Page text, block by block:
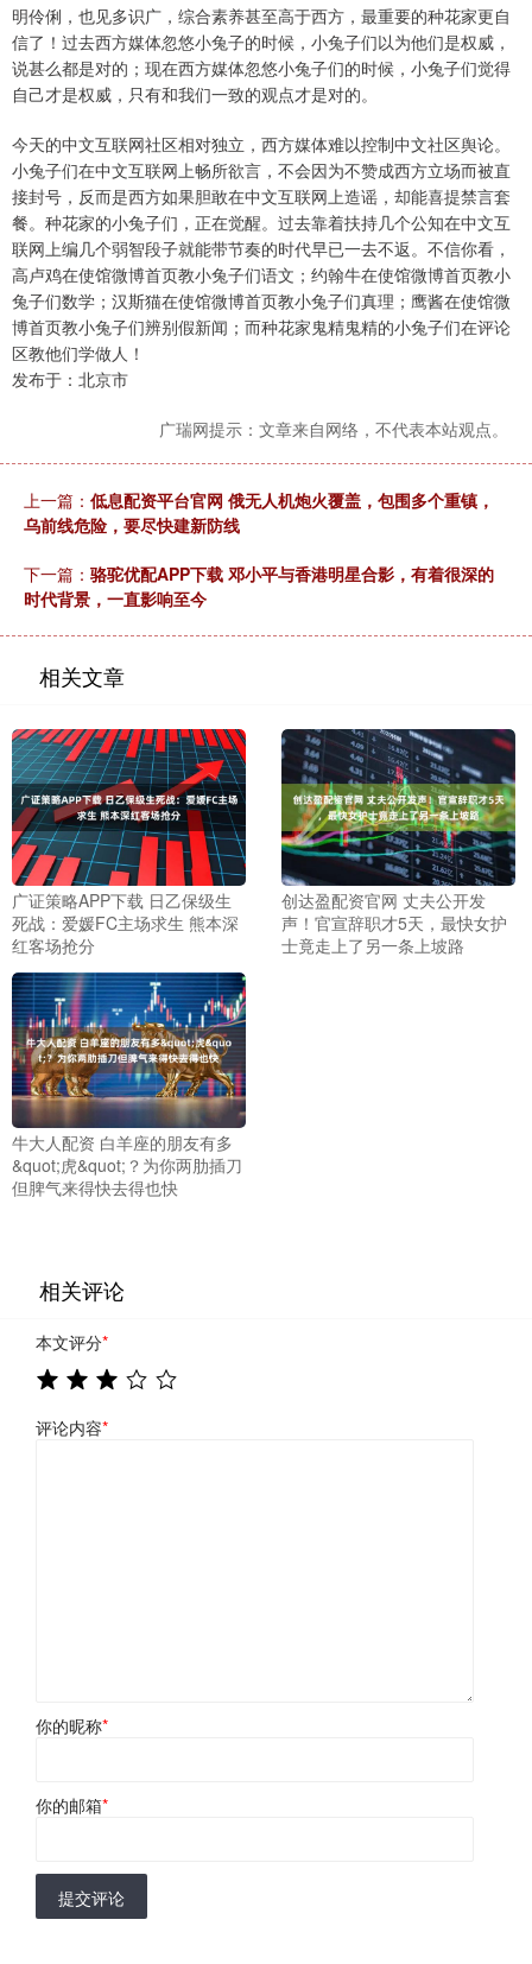
明伶俐，也见多识广，综合素养甚至高于西方，最重要的种花家更自
信了！过去西方媒体忽悠小兔子的时候，小兔子们以为他们是权威，
说甚么都是对的；现在西方媒体忽悠小兔子们的时候，小兔子们觉得
自己才是权威，只有和我们一致的观点才是对的。
今天的中文互联网社区相对独立，西方媒体难以控制中文社区舆论。
小兔子们在中文互联网上畅所欲言，不会因为不赞成西方立场而被直
接封号，反而是西方如果胆敢在中文互联网上造谣，却能喜提禁言套
餐。种花家的小兔子们，正在觉醒。过去靠着扶持几个公知在中文互
联网上编几个弱智段子就能带节奏的时代早已一去不返。不信你看，
高卢鸡在使馆微博首页教小兔子们语文；约翰牛在使馆微博首页教小
兔子们数学；汉斯猫在使馆微博首页教小兔子们真理；鹰酱在使馆微
博首页教小兔子们辨别假新闻；而种花家鬼精鬼精的小兔子们在评论
区教他们学做人！
发布于：北京市
广瑞网提示：文章来自网络，不代表本站观点。
上一篇： 低息配资平台官网 俄无人机炮火覆盖，包围多个重镇，
乌前线危险，要尽快建新防线
下一篇： 骆驼优配APP下载 邓小平与香港明星合影，有着很深的
时代背景，一直影响至今
相关文章
广证策略APP下载 日乙保级生
死战：爱媛FC主场求生 熊本深
红客场抢分
创达盈配资官网 丈夫公开发
声！官宣辞职才5天，最快女护
士竟走上了另一条上坡路
牛大人配资 白羊座的朋友有多
&quot;虎&quot;？为你两肋插刀
但脾气来得快去得也快
相关评论
本文评分*
评论内容*
你的昵称*
你的邮箱*
提交评论